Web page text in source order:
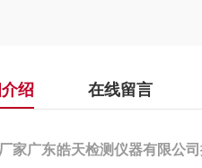
绍 在线留言
家广东皓天检测仪器有限公